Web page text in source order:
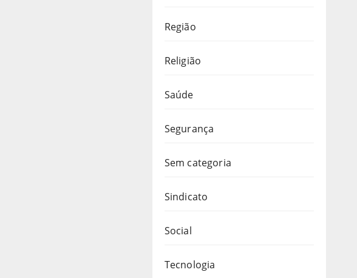
Região
Religião
Saúde
Segurança
Sem categoria
Sindicato
Social
Tecnologia